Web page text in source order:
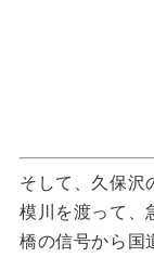
そして、久保沢
模川を渡って、
橋の信号から国